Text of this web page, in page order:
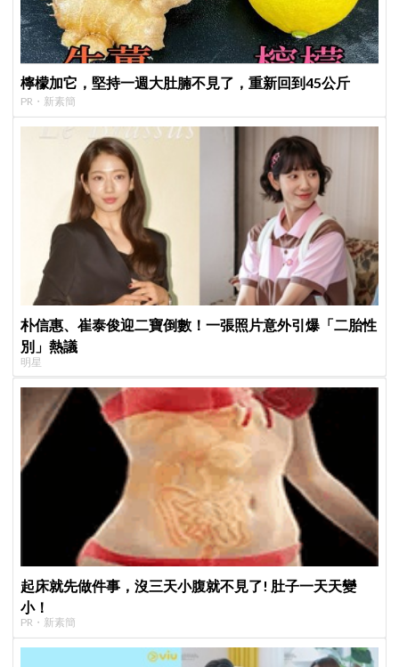
檸檬加它，堅持一週大肚腩不見了，重新回到45公斤
PR・新素簡
朴信惠、崔泰俊迎二寶倒數！一張照片意外引爆「二胎性
別」熱議
明星
起床就先做件事，沒三天小腹就不見了! 肚子一天天變
小！
PR・新素簡